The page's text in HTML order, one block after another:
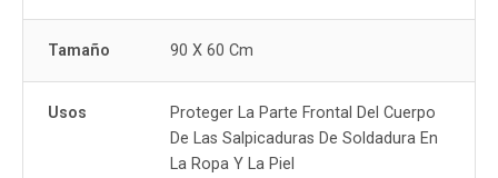
Tamaño 90 X 60 Cm
Usos
Proteger La Parte Frontal Del Cuerpo
De Las Salpicaduras De Soldadura En
La Ropa Y La Piel